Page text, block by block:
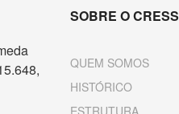
SOBRE O CRESS
QUEM SOMOS
HISTÓRICO
ESTRUTURA